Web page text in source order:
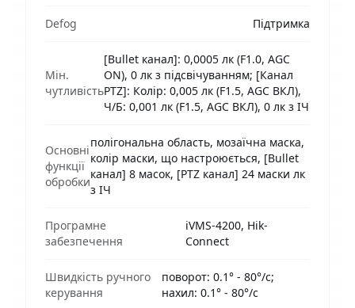
Defog Підтримка
Мін.
чутливість
[Bullet канал]: 0,0005 лк (F1.0, AGC
ON), 0 лк з підсвічуванням; [Канал
PTZ]: Колір: 0,005 лк (F1.5, AGC ВКЛ),
Ч/Б: 0,001 лк (F1.5, AGC ВКЛ), 0 лк з ІЧ
Основні
функції
обробки
полігональна область, мозаїчна маска,
колір маски, що настроюється, [Bullet
канал] 8 масок, [PTZ канал] 24 маски лк
з ІЧ
Програмне
забезпечення
iVMS-4200, Hik-
Connect
Швидкість ручного
керування
поворот: 0.1° - 80°/с;
нахил: 0.1° - 80°/с